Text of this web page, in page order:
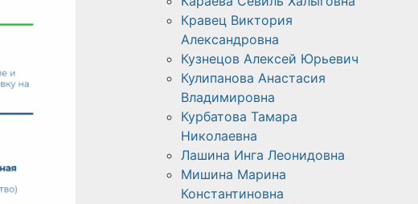
Кравец Виктория
Александровна
Кузнецов Алексей Юрьевич
Кулипанова Анастасия
Владимировна
Курбатова Тамара
Николаевна
Лашина Инга Леонидовна
Мишина Марина
Константиновна